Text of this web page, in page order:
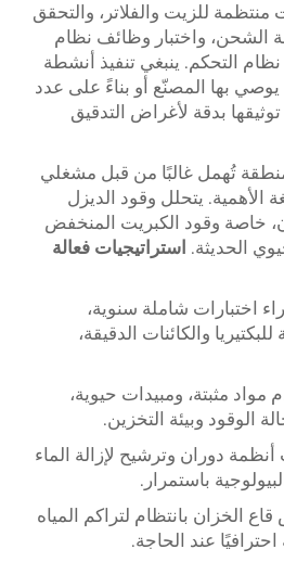
للزيت والفلاتر، والتحقق
الشحن، واختبار وظائف نظام
نظام التحكم. ينبغي تنفيذ أنشطة
بها المصنّع أو بناءً على عدد
بدقة لأغراض التدقيق
تُهمل غالبًا من قبل مشغلي
الأهمية. يتحلل وقود الديزل
خاصة وقود الكبريت المنخفض
الحديثة. استراتيجيات فعالة
اختبارات شاملة سنوية،
والكائنات الدقيقة،
مواد مثبتة، ومبيدات حيوية،
الوقود وبيئة التخزين.
دوران وترشيح لإزالة الماء
باستمرار.
الخزان بانتظام لتراكم المياه
عند الحاجة.